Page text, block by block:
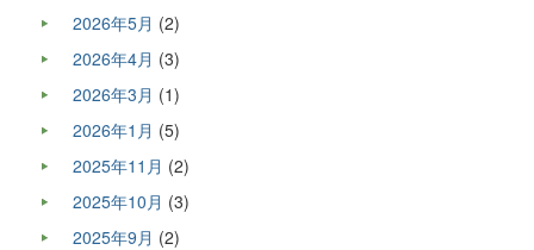
2026年5月 (2)
2026年4月 (3)
2026年3月 (1)
2026年1月 (5)
2025年11月 (2)
2025年10月 (3)
2025年9月 (2)